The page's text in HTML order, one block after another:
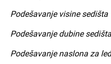
Podešavanje visine sedišta
Podešavanje dubine sedišta
Podešavanje naslona za